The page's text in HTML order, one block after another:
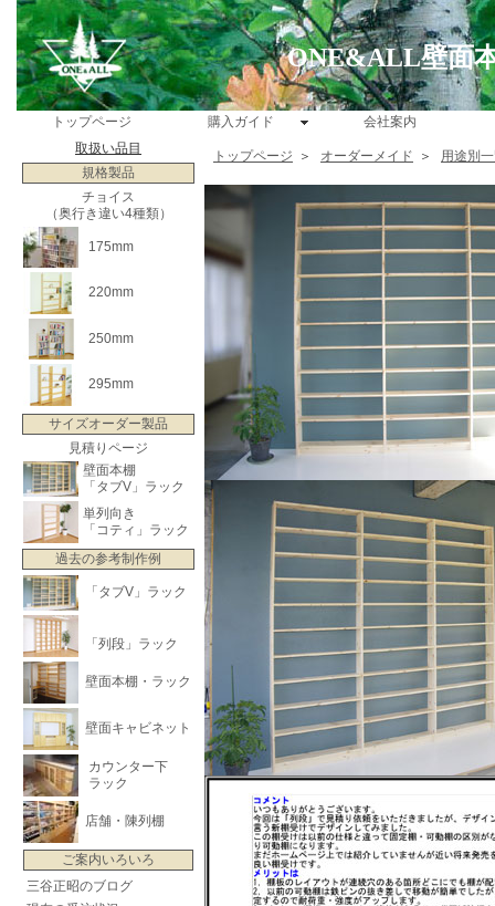
ONE&ALL壁面
トップページ 購入ガイド
会社案内
取扱い品目
規格製品
チョイス
（奥行き違い4種類）
175mm
220mm
250mm
295mm
サイズオーダー製品
見積りページ
壁面本棚
「タブV」ラック
単列向き
「コティ」ラック
過去の参考制作例
「タブV」ラック
「列段」ラック
壁面本棚・ラック
壁面キャビネット
カウンター下
ラック
店舗・陳列棚
ご案内いろいろ
三谷正昭のブログ
トップページ ＞ オーダーメイド ＞ 用途別